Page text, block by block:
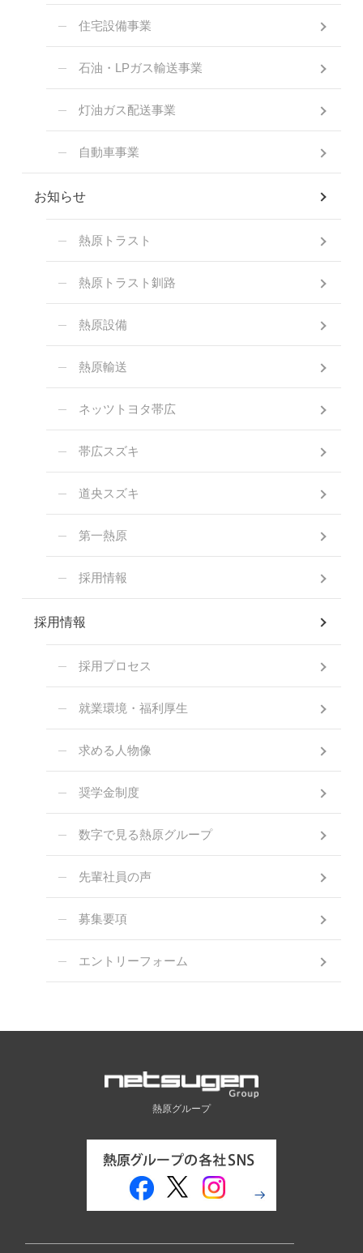
住宅設備事業
石油・LPガス輸送事業
灯油ガス配送事業
自動車事業
お知らせ
熱原トラスト
熱原トラスト釧路
熱原設備
熱原輸送
ネッツトヨタ帯広
帯広スズキ
道央スズキ
第一熱原
採用情報
採用情報
採用プロセス
就業環境・福利厚生
求める人物像
奨学金制度
数字で見る熱原グループ
先輩社員の声
募集要項
エントリーフォーム
熱原グループ